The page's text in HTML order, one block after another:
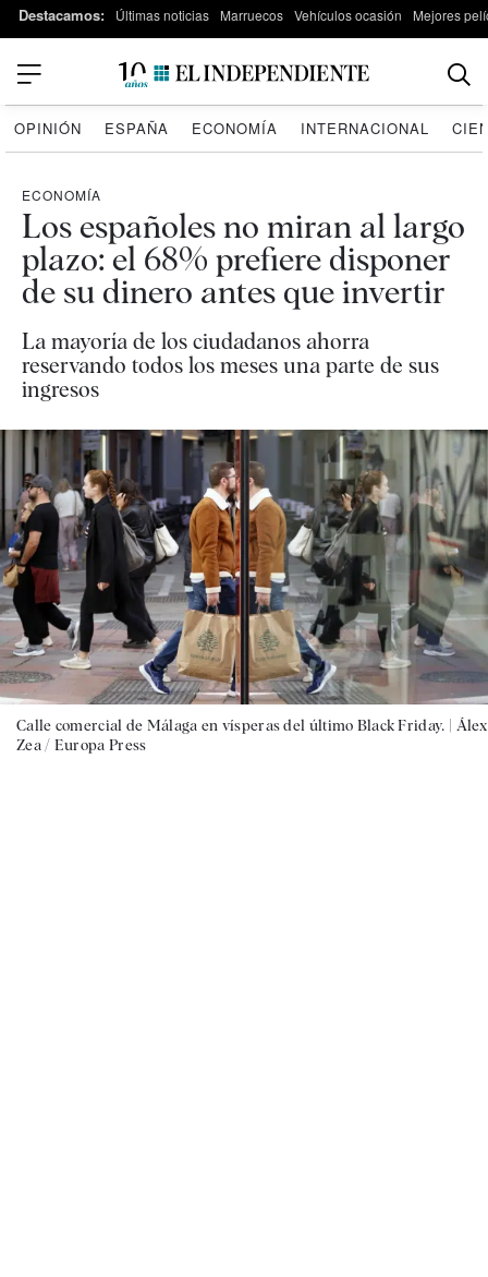
Destacamos: Últimas noticias Marruecos Vehículos ocasión Mejores
OPINIÓN ESPAÑA ECONOMÍA INTERNACIONAL
ECONOMÍA
Los españoles no miran al largo
plazo: el 68% prefiere disponer
de su dinero antes que invertir
La mayoría de los ciudadanos ahorra
reservando todos los meses una parte de sus
ingresos
Calle comercial de Málaga en vísperas del último Black Friday. | Álex
Zea / Europa Press